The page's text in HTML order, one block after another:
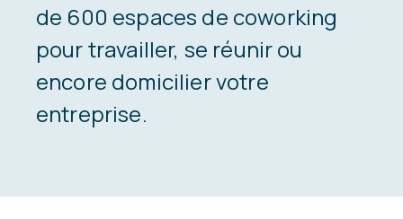
Contact
de 600 espaces de coworking
pour travailler, se réunir ou
encore domicilier votre
entreprise.